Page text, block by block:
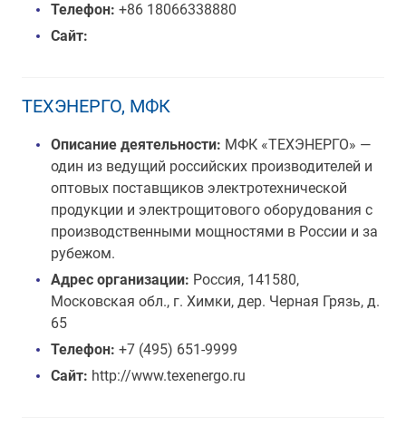
Телефон: +86 18066338880
Сайт:
ТЕХЭНЕРГО, МФК
Описание деятельности: МФК «ТЕХЭНЕРГО» —
один из ведущий российских производителей и
оптовых поставщиков электротехнической
продукции и электрощитового оборудования с
производственными мощностями в России и за
рубежом.
Адрес организации: Россия, 141580,
Московская обл., г. Химки, дер. Черная Грязь, д.
65
Телефон: +7 (495) 651-9999
Сайт: http://www.texenergo.ru